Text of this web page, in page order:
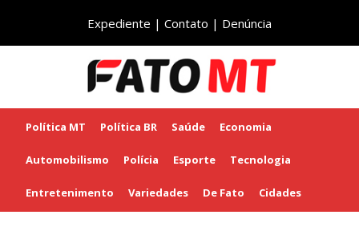
Expediente | Contato | Denúncia
Política MT Política BR Saúde Economia
Automobilismo Polícia Esporte Tecnologia
Entretenimento Variedades De Fato Cidades